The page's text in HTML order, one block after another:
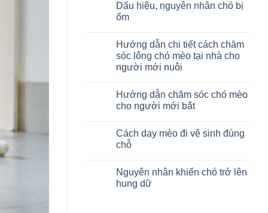
Dấu hiệu, nguyên nhân chó bị
ốm
Hướng dẫn chi tiết cách chăm
sóc lông chó mèo tại nhà cho
người mới nuôi
Hướng dẫn chăm sóc chó mèo
cho người mới bắt
Cách dạy mèo đi vệ sinh đúng
chỗ
Nguyên nhân khiến chó trở lên
hung dữ